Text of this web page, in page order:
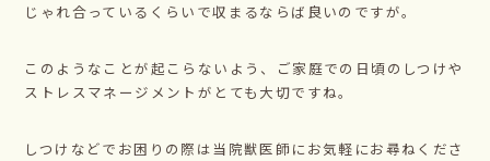
じゃれ合っているくらいで収まるならば良いのですが。
このようなことが起こらないよう、ご家庭での日頃のしつけや
ストレスマネージメントがとても大切ですね。
しつけなどでお困りの際は当院獣医師にお気軽にお尋ねくださ